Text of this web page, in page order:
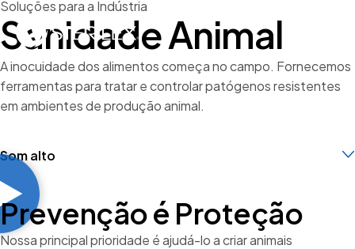
Soluções para a Indústria
Sanidade Animal
A inocuidade dos alimentos começa no campo. Fornecemos
ferramentas para tratar e controlar patógenos resistentes
em ambientes de produção animal.
Som alto
Introdução
Aplicações
Proteção
Produtos em destaque
Recursos
Prevençãoé Proteção
Nossa principal prioridade é ajudá-lo a criar animais